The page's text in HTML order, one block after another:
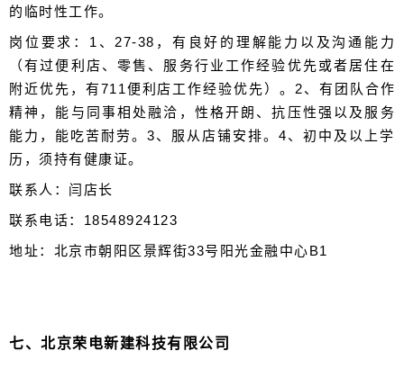
的临时性工作。
岗位要求：1、27-38，有良好的理解能力以及沟通能力
（有过便利店、零售、服务行业工作经验优先或者居住在
附近优先，有711便利店工作经验优先）。2、有团队合作
精神，能与同事相处融洽，性格开朗、抗压性强以及服务
能力，能吃苦耐劳。3、服从店铺安排。4、初中及以上学
历，须持有健康证。
联系人：闫店长
联系电话：18548924123
地址：北京市朝阳区景辉街33号阳光金融中心B1
七、 北京荣电新建科技有限公司